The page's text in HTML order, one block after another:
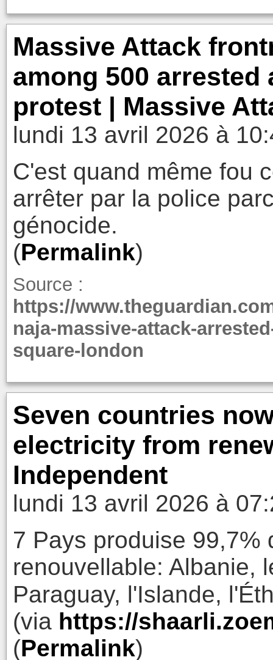
Massive Attack
among 500
protest | Massive
lundi 13 avril 2026 à
C'est quand même fou
arrêter par la police
génocide.
(Permalink)
Source :
https://
naja-massive-attack-
square-london
Seven countries
electricity from
Independent
lundi 13 avril 2026 à
7 Pays produise 99,7%
renouvellable: Albanie,
Paraguay, l'Islande,
(via https://
(Permalink)